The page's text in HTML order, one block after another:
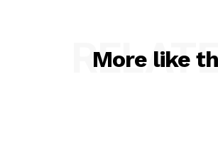
More like